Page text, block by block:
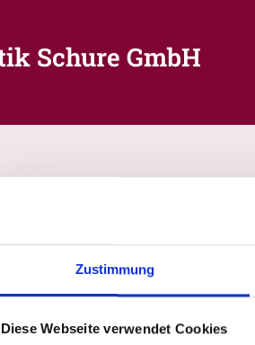
Zustimmung
Diese Webseite verwendet Cookies
Schure GmbH